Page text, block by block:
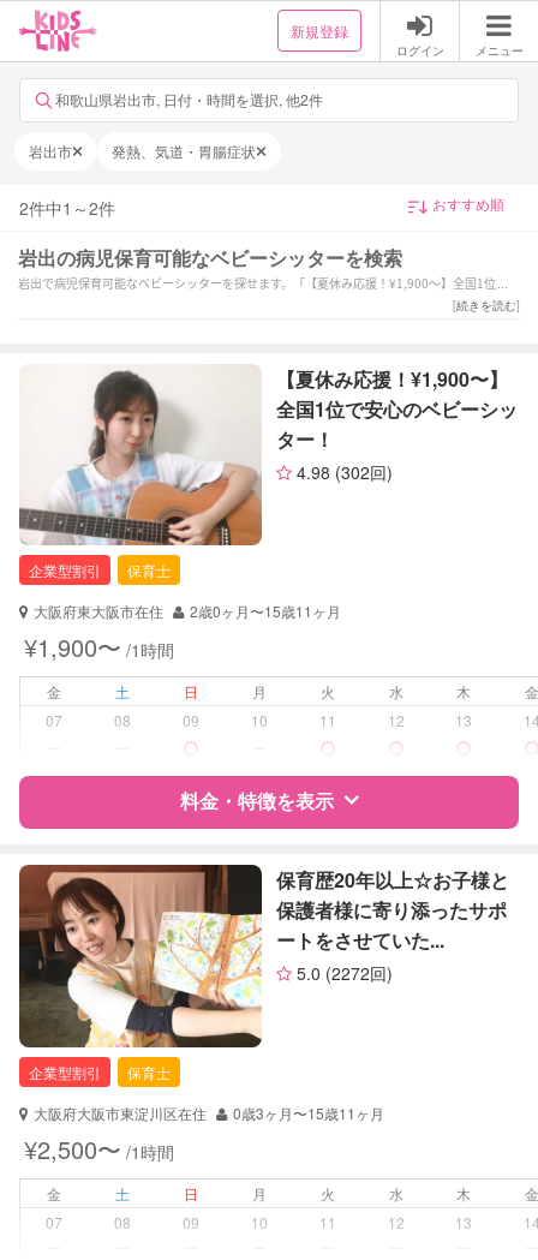
新規登録
ログイン メニュー
和歌山県岩出市, 日付・時間を選択, 他2件
岩出市 発熱、気道・胃腸症状
2件中1 ～2件
岩出の病児保育可能なベビーシッターを検索
岩出で病児保育可能なベビーシッターを探せます。「【夏休み応援！¥1,900〜】全国1位で安
心のベビーシッター！」「保育歴20年以上☆お子様と保護者様に寄り添ったサポートをさせ
[続きを読む]
【夏休み応援！¥1,900〜】
全国1位で安心のベビーシッ
ター！
4.98 (302回)
企業型割引
保育士
大阪府東大阪市在住
2歳0ヶ月〜15歳11ヶ月
¥1,900〜 /1時間
金 土 日 月 火 水 木
07
08 09 10 11 12 13
料金・特徴を表示
特徴 料金 レビュー
サポートの特徴
資格
企業型割引対象(旧内閣府補助対象)
自治体届出済ベビーシッター
保育士
夜間対応
お泊まり保育
保育歴20年以上☆お子様と
保護者様に寄り添ったサポ
ートをさせていた...
5.0 (2272回)
企業型割引
保育士
大阪府大阪市東淀川区在住
0歳3ヶ月〜15歳11ヶ月
¥2,500〜 /1時間
金 土 日 月 火 水 木
07
08 09 10 11 12 13